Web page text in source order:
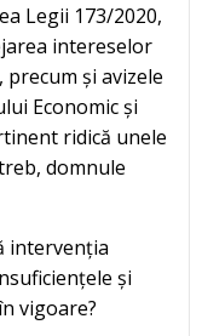
Legii 173/2020,
intereselor
și avizele
Economic și
ridică unele
domnule
intervenția
și
vigoare?